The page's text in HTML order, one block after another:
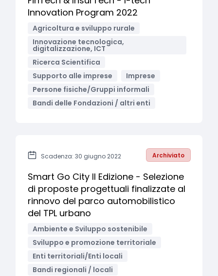
Innovation Program 2022
Agricoltura e sviluppo rurale
Innovazione tecnologica,
digitalizzazione, ICT
Ricerca Scientifica
Supporto alle imprese
Imprese
Persone fisiche/Gruppi informali
Bandi delle Fondazioni / altri enti
Scadenza: 30 giugno 2022 Archiviato
Smart Go City II Edizione - Selezione
di proposte progettuali finalizzate al
rinnovo del parco automobilistico
del TPL urbano
Ambiente e Sviluppo sostenibile
Sviluppo e promozione territoriale
Enti territoriali/Enti locali
Bandi regionali / locali